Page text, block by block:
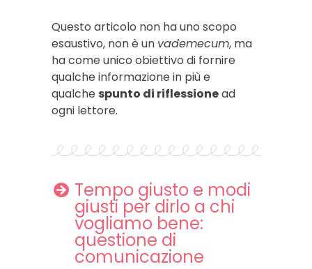
Questo articolo non ha uno scopo
esaustivo, non è un vademecum, ma
ha come unico obiettivo di fornire
qualche informazione in più e
qualche spunto di riflessionead
ogni lettore.
Tempo giusto e modi
giusti per dirlo a chi
vogliamo bene:
questione di
comunicazione